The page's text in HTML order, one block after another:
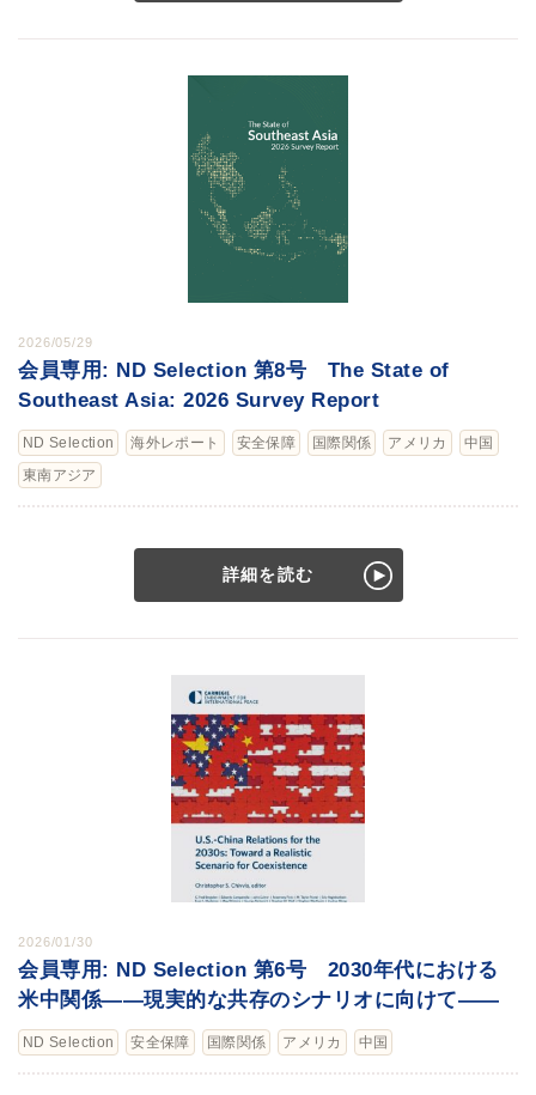
2026/05/29
会員専用: ND Selection 第8号 The State of
Southeast Asia: 2026 Survey Report
ND Selection 海外レポート 安全保障 国際関係 アメリカ
中国
東南アジア
詳細を読む
2026/01/30
会員専用: ND Selection 第6号 2030年代における
米中関係――現実的な共存のシナリオに向けて――
ND Selection 安全保障 国際関係 アメリカ 中国